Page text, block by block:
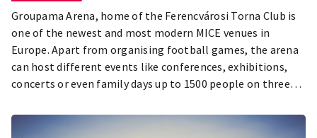
Groupama Arena, home of the Ferencvárosi Torna Club is
one of the newest and most modern MICE venues in
Europe. Apart from organising football games, the arena
can host different events like conferences, exhibitions,
concerts or even family days up to 1500 people on three